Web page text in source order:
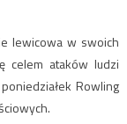
lewicowa w swoich
celem ataków ludzi
Rowling